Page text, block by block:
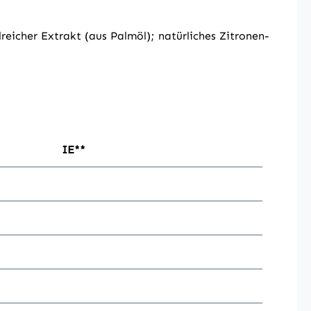
Extrakt (aus Palmöl); natürliches Zitronen-
IE**